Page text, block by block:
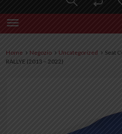
Home Negozio Uncategorized
Seat
RALLYE (2013 – 2022)